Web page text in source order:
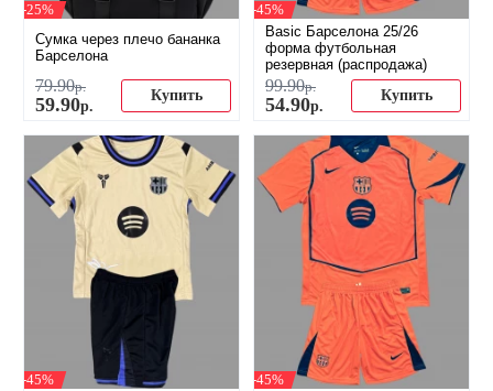
-25%
Сумка через плечо бананка
Барселона
79.90р.
59.90р.
Купить
-45%
Basic Барселона 25/26
форма футбольная
резервная (распродажа)
99.90р.
54.90р.
Купить
-45%
-45%